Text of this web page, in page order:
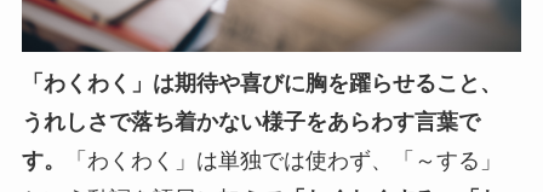
「わくわく」は期待や喜びに胸を躍らせること、
うれしさで落ち着かない様子をあらわす言葉で
す。
「わくわく」は単独では使わず、「～する」